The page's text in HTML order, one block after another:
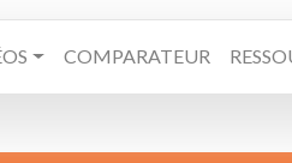
COMPARATEUR